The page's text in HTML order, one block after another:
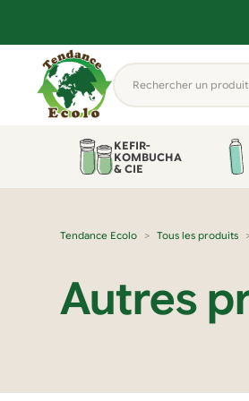
contenu
Rechercher
un
KEFIR-
KOMBUCHA
& CIE
Tendance Ecolo Tous les produits
Autres